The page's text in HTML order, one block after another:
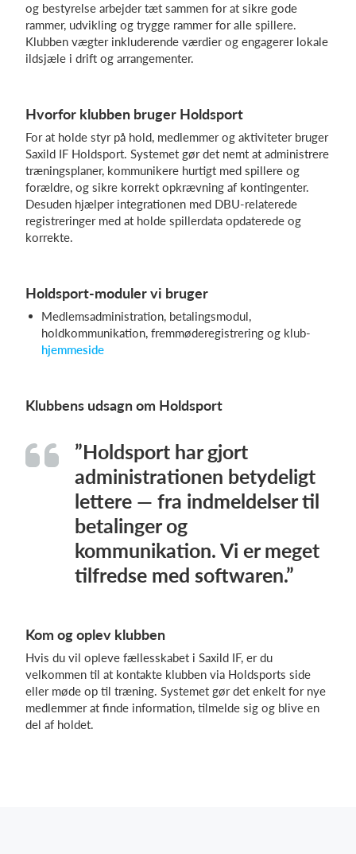
og bestyrelse arbejder tæt sammen for at sikre gode
rammer, udvikling og trygge rammer for alle spillere.
Klubben vægter inkluderende værdier og engagerer lokale
ildsjæle i drift og arrangementer.
Hvorfor klubben bruger Holdsport
For at holde styr på hold, medlemmer og aktiviteter bruger
Saxild IF Holdsport. Systemet gør det nemt at administrere
træningsplaner, kommunikere hurtigt med spillere og
forældre, og sikre korrekt opkrævning af kontingenter.
Desuden hjælper integrationen med DBU-relaterede
registreringer med at holde spillerdata opdaterede og
korrekte.
Holdsport-moduler vi bruger
Medlemsadministration, betalingsmodul,
holdkommunikation, fremmøderegistrering og klub-
hjemmeside
Klubbens udsagn om Holdsport
”Holdsport har gjort
administrationen betydeligt
lettere — fra indmeldelser til
betalinger og
kommunikation. Vi er meget
tilfredse med softwaren.”
Kom og oplev klubben
Hvis du vil opleve fællesskabet i Saxild IF, er du
velkommen til at kontakte klubben via Holdsports side
eller møde op til træning. Systemet gør det enkelt for nye
medlemmer at finde information, tilmelde sig og blive en
del af holdet.